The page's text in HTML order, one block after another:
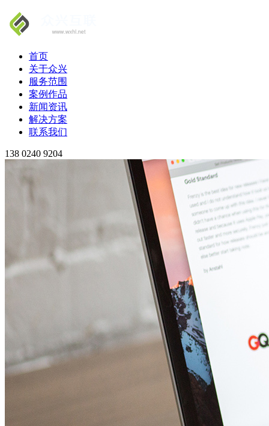
首页
关于众兴
服务范围
案例作品
新闻资讯
解决方案
联系我们
138 0240 9204